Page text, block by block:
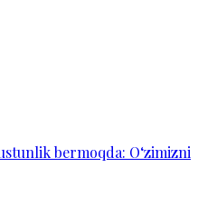
bermoqda: O‘zimizni